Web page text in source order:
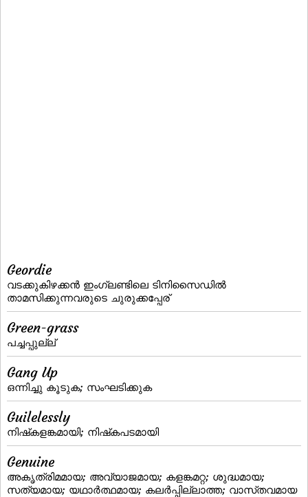
Geordie
വടക്കുകിഴക്കന്‍ ഇംഗ്ലണ്ടിലെ ടിനിസൈഡില്‍
താമസിക്കുന്നവരുടെ ചുരുക്കപ്പേര്
Green-grass
പച്ചപ്പുല്ല്‌
Gang Up
ഒന്നിച്ചു കൂടുക; സംഘടിക്കുക
Guilelessly
നിഷ്‌കളങ്കമായി; നിഷ്‌കപടമായി
Genuine
അകൃത്രിമമായ; അവ്യാജമായ; കളങ്കമറ്റ; ശുദ്ധമായ;
സത്യമായ; യഥാര്‍ത്ഥമായ; കലര്‍പ്പില്ലാത്ത; വാസ്‌തവമായ